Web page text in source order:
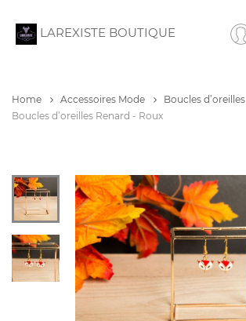
LAREXISTE BOUTIQUE
Home Accessoires Mode
Boucles d’oreilles
Boucles d’oreilles Renard - Roux